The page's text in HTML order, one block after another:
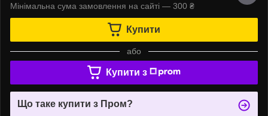
Мінімальна сума замовлення на сайті — 300 ₴
Купити
або
Купити з
Що таке купити з Пром?